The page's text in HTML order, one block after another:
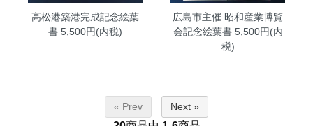
高松港築港完成記念絵葉
書 5,500円(内税)
広島市主催 昭和産業博覧
会記念絵葉書5,500円(内
税)
« Prev Next »